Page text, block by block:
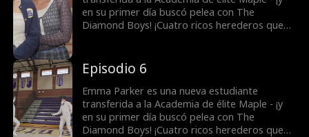
conocían? A quién elegirá Emma, ¿a su peor
enemigo o a su amigo de la infancia?
en su primer día buscó pelea con The
Diamond Boys! ¡Cuatro ricos herederos que
Pero quizá hay más de lo que se ve a simple
vista. Rowan Calloway actúa como un tirano,
¿pero en realidad es un bully despiadado? Y
August Langford continúa ayudándola. ¿Ya se
conocían? A quién elegirá Emma, ¿a su peor
enemigo o a su amigo de la infancia?
Episodio 6
Emma Parker es una nueva estudiante
transferida a la Academia de élite Maple - ¡y
en su primer día buscó pelea con The
Diamond Boys! ¡Cuatro ricos herederos que